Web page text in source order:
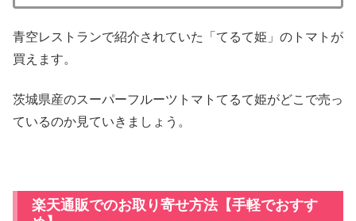
青空レストランで紹介されていた「てるて姫」のトマトが
買えます。
茨城県産のスーパーフルーツトマトてるて姫がどこで売っ
ているのか見ていきましょう。
楽天通販でのお取り寄せ方法【手軽でおすす